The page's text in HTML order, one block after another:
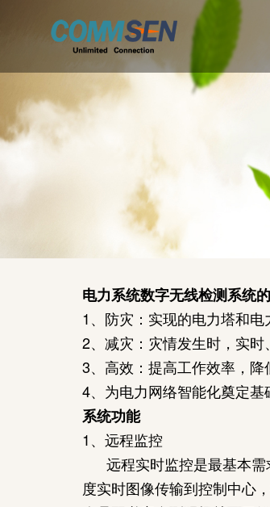
电力系统数字无线检测系统
1、防灾：实现的电力塔和电
2、减灾：灾情发生时，实时
3、高效：提高工作效率，降
4、为电力网络智能化奠定基
系统功能
1、远程监控
远程实时监控是最基本需
度实时图像传输到控制中心